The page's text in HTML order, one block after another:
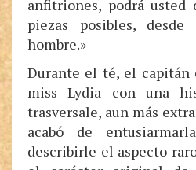
anfitriones, podrá usted
piezas posibles,
hombre.»
Durante el té, el capitán
miss Lydia con una
trasversale, aun más
acabó de
describirle el aspecto